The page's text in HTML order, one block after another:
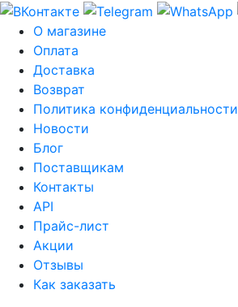
О магазине
Оплата
Доставка
Возврат
Политика конфиденциальности
Новости
Блог
Поставщикам
Контакты
API
Прайс-лист
Акции
Отзывы
Как заказать